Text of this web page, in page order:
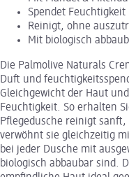
Spendet Feuchtigkeit
Reinigt, ohne
Mit biologisch
Die Palmolive Naturals
Duft und
Gleichgewicht der Haut
Feuchtigkeit. So erhalten
Pflegedusche reinigt
verwöhnt sie gleichzeitig
bei jeder Dusche mit
biologisch abbaubar sind.